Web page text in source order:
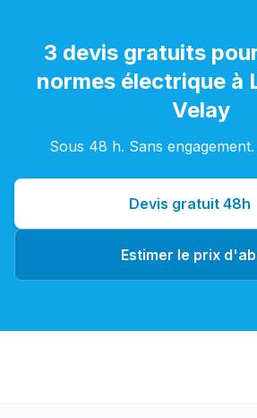
3 devis gratuits
normes électriqueà
Velay
Sous 48 h. Sans
Devis gratuit 48h
Estimer le prix